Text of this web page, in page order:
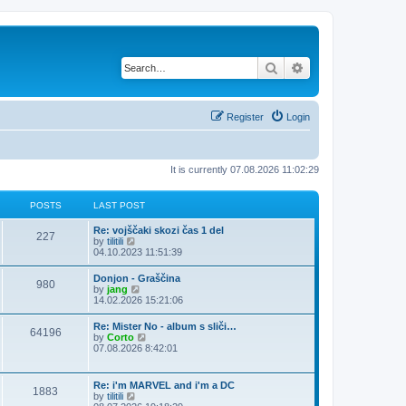
Search
Login
Register
It is currently 07.08.2026 11:02:29
POSTS LAST POST
227
Re: vojščaki skozi čas 1 del
by tilitili
i
w
t
h
e
l
a
t
e
t
p
o
s
04.10.2023 11:51:39
980
Donjon - Graščina
by jang
i
w
t
h
e
a
t
14.02.2026 15:21:06
64196
Re: Mister No - album s sliči…
by Corto
i
t
h
e
07.08.2026 8:42:01
1883
Re: i'm MARVEL and i'm a DC
by tilitili